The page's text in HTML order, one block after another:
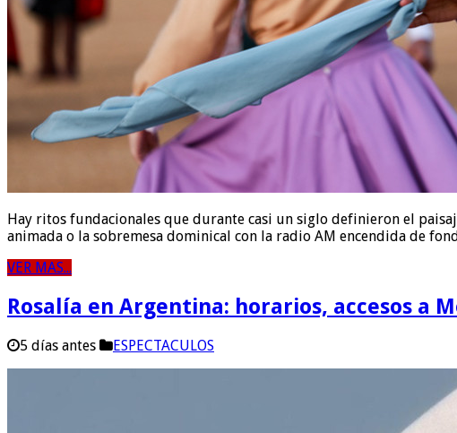
Hay ritos fundacionales que durante casi un siglo definieron el
animada o la sobremesa dominical con la radio AM encendida de
VER MAS...
Rosalía en Argentina: horarios, accesos a
5 días antes ESPECTACULOS